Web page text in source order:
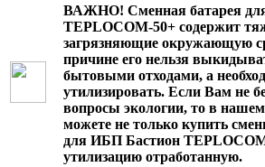
ВАЖНО! Сменная батарея
TEPLOCOM-50+ содержит
загрязняющие окружающую
причине его нельзя
бытовыми отходами, а
утилизировать. Если Вам не
вопросы экологии, то в
можете не только купить
для ИБП Бастион
утилизацию отработанную.